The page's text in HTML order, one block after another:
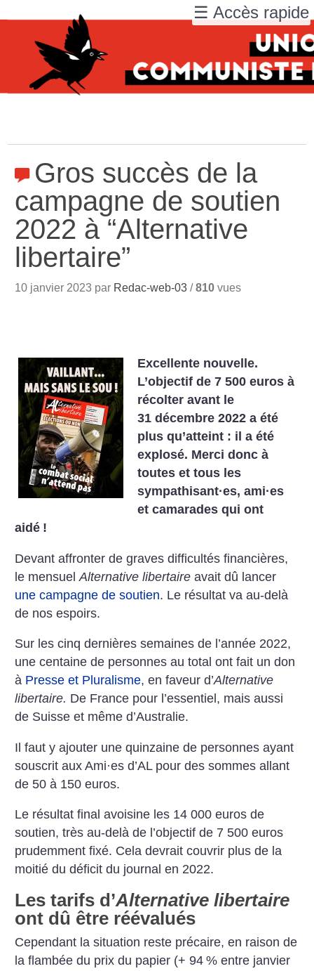
Gros succès de la
campagne de soutien
2022 à “Alternative
libertaire”
10 janvier 2023 par Redac-web-03 /810 vues
Excellente nouvelle.
L’objectif de 7 500 euros à
récolter avant le
31 décembre 2022 a été
plus qu’atteint : il a été
explosé. Merci donc à
toutes et tous les
sympathisant·es, ami·es
et camarades qui ont
aidé !
Devant affronter de graves difficultés financières,
le mensuelAlternative libertaire avait dû lancer
une campagne de soutien. Le résultat va au-delà
de nos espoirs.
Sur les cinq dernières semaines de l’année 2022,
une centaine de personnes au total ont fait un don
à Presse et Pluralisme, en faveur d’Alternative
libertaire. De France pour l’essentiel, mais aussi
de Suisse et même d’Australie.
Il faut y ajouter une quinzaine de personnes ayant
souscrit aux Ami·es d’AL pour des sommes allant
de 50 à 150 euros.
Le résultat final avoisine les 14 000 euros de
soutien, très au-delà de l’objectif de 7 500 euros
prudemment fixé. Cela devrait couvrir plus de la
moitié du déficit du journal en 2022.
Les tarifs d’Alternative libertaire
ont dû être réévalués
Cependant la situation reste précaire, en raison de
la flambée du prix du papier (+ 94 % entre janvier
☰ Accès rapide